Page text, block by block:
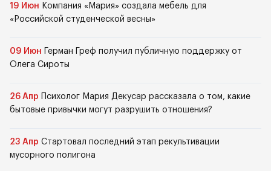
19 Июн Компания «Мария» создала мебель для
«Российской студенческой весны»
09 Июн
Герман Греф получил публичную поддержку от
Олега Сироты
26 Апр
Психолог Мария Декусар рассказала о том, какие
бытовые привычки могут разрушить отношения?
23 Апр Стартовал последний этап рекультивации
мусорного полигона